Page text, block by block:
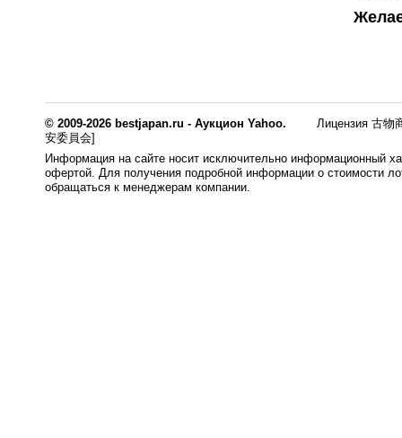
© 2009-2026 bestjapan.ru - Аукцион Yahoo.
Лицензия 古物
安委員会]
Информация на сайте носит исключительно информационный
офертой. Для получения подробной информации о стоимости
обращаться к менеджерам компании.